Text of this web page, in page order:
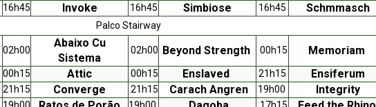
Palco Stairway
02h00
Abaixo Cu
Sistema
02h00 Beyond Strength 00h15 Memoriam
00h15 Attic 00h15 Enslaved 21h15 Ensiferum
21h15 Converge 21h15 Carach Angren 19h00 Integrity
16h45 Invoke 16h45 Simbiose 16h45 Schmmasch